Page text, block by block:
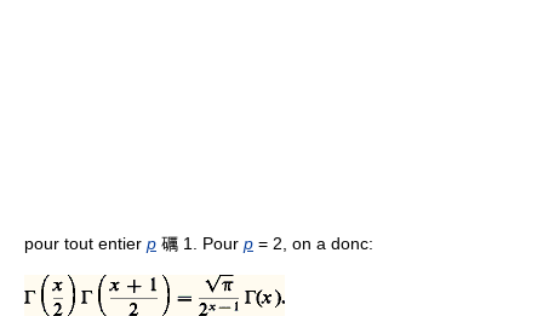
pour tout entier p 礪 1. Pour p = 2, on a donc: